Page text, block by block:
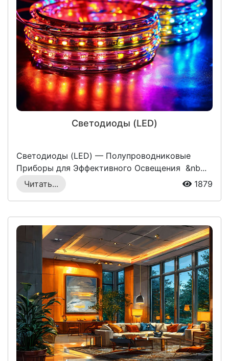
Светодиоды (LED)
Светодиоды (LED) — Полупроводниковые
Приборы для Эффективного Освещения &nb...
Читать...
1879